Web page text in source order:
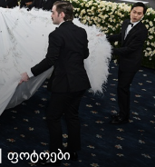
ფოტოები